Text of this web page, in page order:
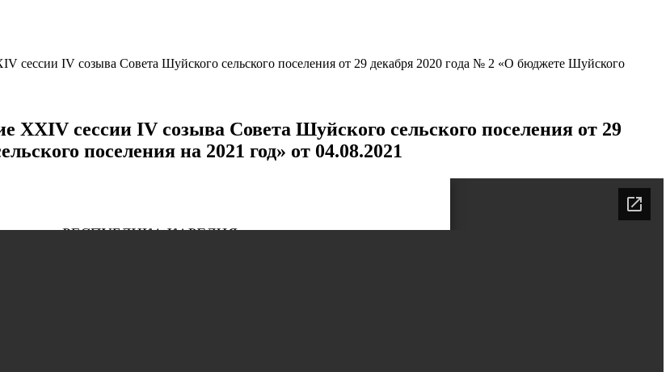
сессии IV созыва Совета Шуйского сельского поселения от 29 декабря 2020 года № 2 «О бюджете Шуйского
сессии IV созыва Совета Шуйского сельского поселения от 29
поселения на 2021 год» от 04.08.2021